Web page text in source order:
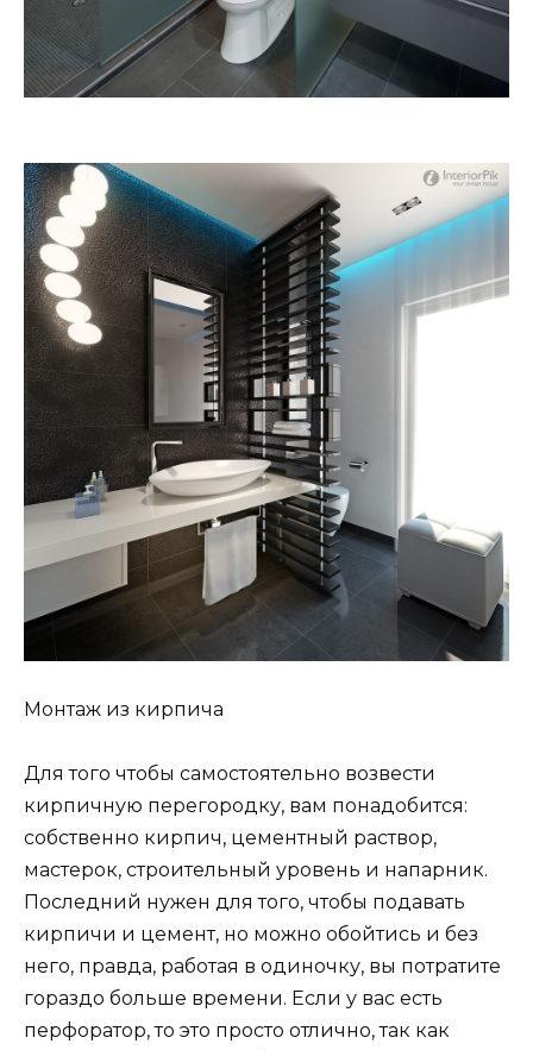
Монтаж из кирпича
Для того чтобы самостоятельно возвести
кирпичную перегородку, вам понадобится:
собственно кирпич, цементный раствор,
мастерок, строительный уровень и напарник.
Последний нужен для того, чтобы подавать
кирпичи и цемент, но можно обойтись и без
него, правда, работая в одиночку, вы потратите
гораздо больше времени. Если у вас есть
перфоратор, то это просто отлично, так как